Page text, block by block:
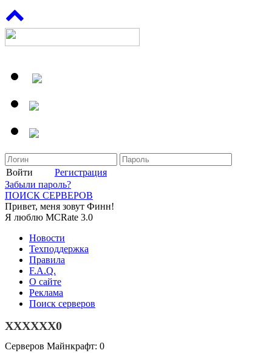
Войти
Регистрация
Забыли пароль?
ПОИСК СЕРВЕРОВ
Привет, меня зовут Финн!
Я люблю MCRate 3.0
Новости
Техподдержка
Правила
F.A.Q.
О сайте
Реклама
Поиск серверов
XXXXXX0
Серверов Майнкрафт: 0